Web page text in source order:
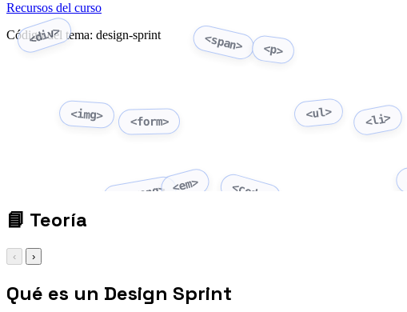
Recursos del curso
Código del tema: design-sprint
<div> <span> <p>
<img> <form>
<ul> <li>
<strong> <em> <code>
📘 Teoría
‹ ›
Qué es un Design Sprint